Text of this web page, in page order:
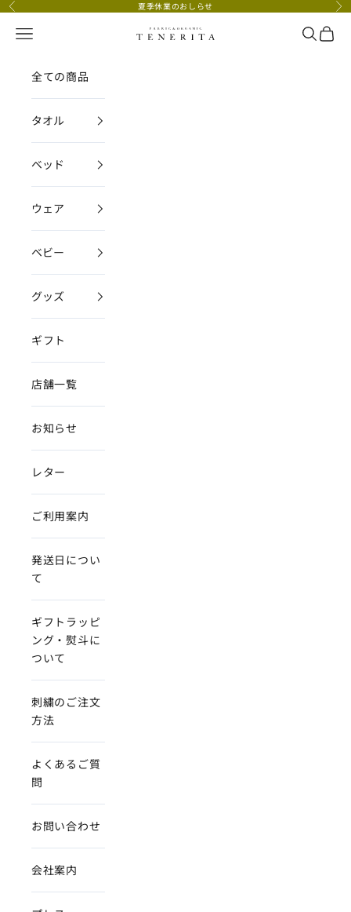
コンテンツへスキップ
前へ 夏季休業のおしらせ 次
TENERITA公式オンラインストア
メニュー 検索カー
全ての商品
タオル
ベッド
ウェア
ベビー
グッズ
ギフト
店舗一覧
お知らせ
レター
ご利用案内
発送日につい
て
ギフトラッピ
ング・熨斗に
ついて
刺繍のご注文
方法
よくあるご質
問
お問い合わせ
会社案内